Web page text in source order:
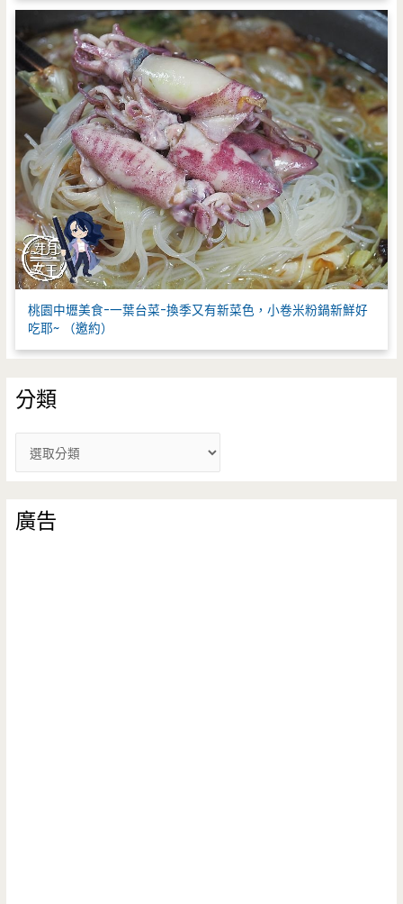
桃園中壢美食-一葉台菜-換季又有新菜色，小卷米粉鍋新鮮好
吃耶~ （邀約）
分類
類
廣告